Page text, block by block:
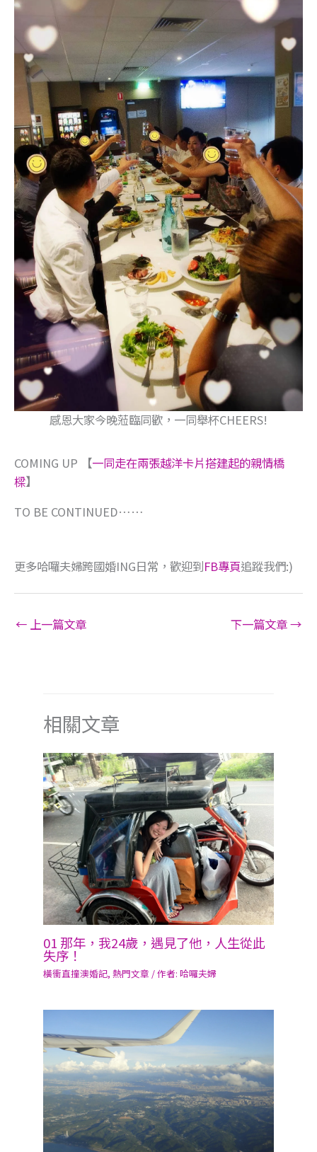
感恩大家今晚蒞臨同歡，一同舉杯CHEERS!
COMING UP 【一同走在兩張越洋卡片搭建起的親情橋
】
TO BE CONTINUED……
更多哈囉夫婦跨國婚ING日常，歡迎到FB專頁追蹤我們:)
←上一篇文章 下一篇文章→
相關文章
01 那年，我24歲，遇見了他，人生從此
失序！
02 從地獄爬到天堂的25歲 (上) ─ 找不到
地獄的出口
橫衝直撞澳婚記,熱門文章/ 作者: 哈囉夫婦
Copyright © 2026 哈囉夫婦 HaloHalo Couple｜
政策